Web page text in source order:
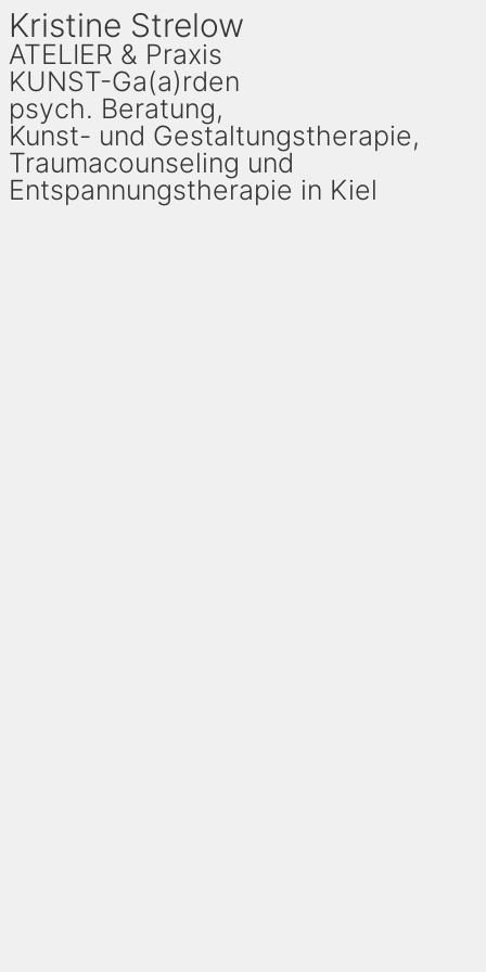
Kristine Strelow
ATELIER & Praxis
KUNST-Ga(a)rden
psych. Beratung,
Kunst- und Gestaltungstherapie,
Traumacounseling und
Entspannungstherapie in Kiel